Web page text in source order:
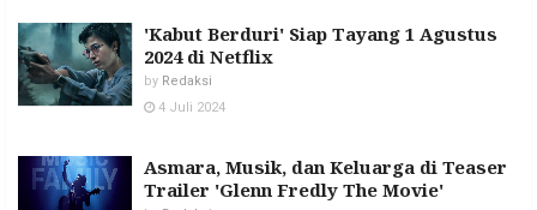
'Kabut Berduri' Siap Tayang 1 Agustus
2024 di Netflix
by Redaksi
4 Juli 2024
Asmara, Musik, dan Keluarga di Teaser
Trailer 'Glenn Fredly The Movie'